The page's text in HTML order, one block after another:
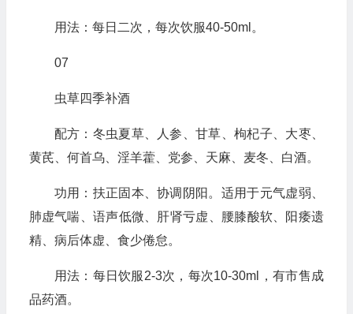
用法：每日二次，每次饮服40-50ml。
07
虫草四季补酒
配方：冬虫夏草、人参、甘草、枸杞子、大枣、
黄芪、何首乌、淫羊藿、党参、天麻、麦冬、白酒。
功用：扶正固本、协调阴阳。适用于元气虚弱、
肺虚气喘、语声低微、肝肾亏虚、腰膝酸软、阳痿遗
精、病后体虚、食少倦怠。
用法：每日饮服2-3次，每次10-30ml，有市售成
品药酒。